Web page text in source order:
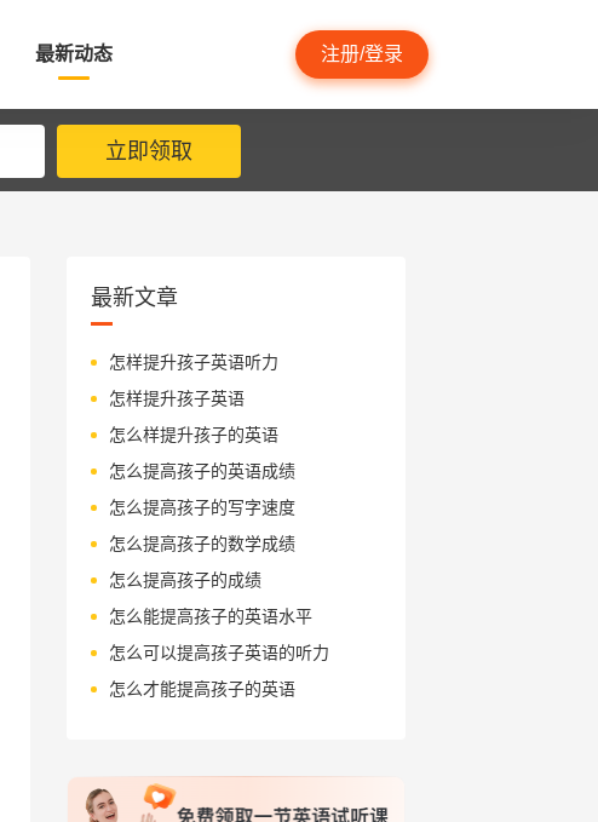
最新动态 注册/登录
立即领取
最新文章
怎样提升孩子英语听力
怎样提升孩子英语
怎么样提升孩子的英语
怎么提高孩子的英语成绩
怎么提高孩子的写字速度
怎么提高孩子的数学成绩
怎么提高孩子的成绩
怎么能提高孩子的英语水平
怎么可以提高孩子英语的听力
怎么才能提高孩子的英语